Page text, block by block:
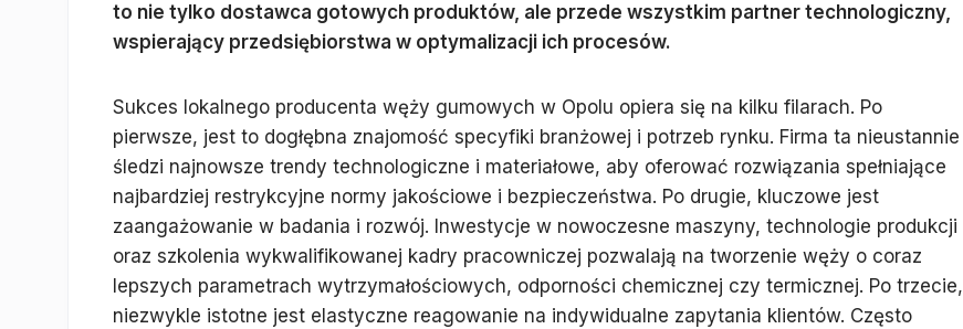
to nie tylko dostawca gotowych produktów, ale przede wszystkim partner technologiczny,
wspierający przedsiębiorstwa w optymalizacji ich procesów.
Sukces lokalnego producenta węży gumowych w Opolu opiera się na kilku filarach. Po
pierwsze, jest to dogłębna znajomość specyfiki branżowej i potrzeb rynku. Firma ta nieustannie
śledzi najnowsze trendy technologiczne i materiałowe, aby oferować rozwiązania spełniające
najbardziej restrykcyjne normy jakościowe i bezpieczeństwa. Po drugie, kluczowe jest
zaangażowanie w badania i rozwój. Inwestycje w nowoczesne maszyny, technologie produkcji
oraz szkolenia wykwalifikowanej kadry pracowniczej pozwalają na tworzenie węży o coraz
lepszych parametrach wytrzymałościowych, odporności chemicznej czy termicznej. Po trzecie,
niezwykle istotne jest elastyczne reagowanie na indywidualne zapytania klientów. Często